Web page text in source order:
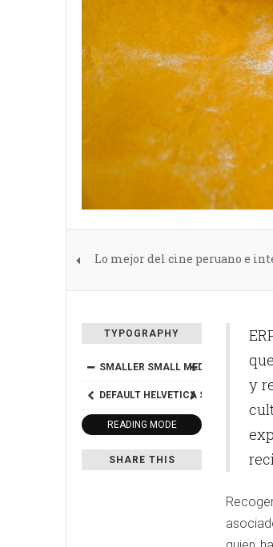
Lo mejor del cine peruano e
TYPOGRAPHY
SMALLER SMALL MEDIUM
DEFAULT HELVETICA SEGOE GEORGIA
READING MODE
SHARE THIS
y